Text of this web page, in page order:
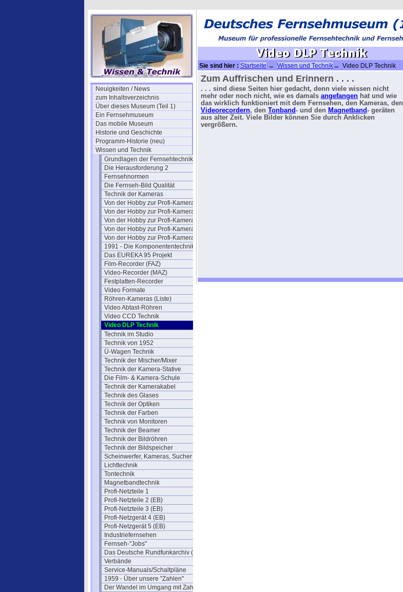
Neuigkeiten / News
zum Inhaltsverzeichnis
Über dieses Museum (Teil 1)
Ein Fernsehmuseum
Das mobile Museum
Historie und Geschichte
Programm-Historie (neu)
Wissen und Technik
Grundlagen der Fernsehtechnik
Die Herausforderung 2
Fernsehnormen
Die Fernseh-Bild Qualität
Technik der Kameras
Von der Hobby zur Profi-Kamera I
Von der Hobby zur Profi-Kamera Ia
Von der Hobby zur Profi-Kamera II
Von der Hobby zur Profi-Kamera III
Von der Hobby zur Profi-Kamera IV
1991 - Die Komponententechnik
Das EUREKA 95 Projekt
Film-Recorder (FAZ)
Video-Recorder (MAZ)
Festplatten-Recorder
Video Formate
Röhren-Kameras (Liste)
Video Abtast-Röhren
Video CCD Technik
Video DLP Technik
Technik im Studio
Technik von 1952
Ü-Wagen Technik
Technik der Mischer/Mixer
Technik der Kamera-Stative
Die Film- & Kamera-Schule
Technik der Kamerakabel
Technik des Glases
Technik der Optiken
Technik der Farben
Technik von Monitoren
Technik der Beamer
Technik der Bildröhren
Technik der Bildspeicher
Scheinwerfer, Kameras, Sucher
Lichttechnik
Tontechnik
Magnetbandtechnik
Profi-Netzteile 1
Profi-Netzteile 2 (EB)
Profi-Netzteile 3 (EB)
Profi-Netzgerät 4 (EB)
Profi-Netzgerät 5 (EB)
Industriefernsehen
Fernseh-"Jobs"
Das Deutsche Rundfunkarchiv (DRA)
Verbände
Service-Manuals/Schaltpläne
1959 - Über unsere "Zahlen"
Der Wandel im Umgang mit Zahlen
Sie sind hier : Startseite → Wissen und Technik→ Video DLP Technik
Zum Auffrischen und Erinnern . . . .
. . . sind diese Seiten hier gedacht, denn viele wissen nicht
mehr oder noch nicht, wie es damals angefangen hat und wie
das wirklich funktioniert mit dem Fernsehen, den Kameras, den
Videorecordern, den Tonband- und den Magnetband- geräten
aus alter Zeit. Viele Bilder können Sie durch Anklicken
vergrößern.